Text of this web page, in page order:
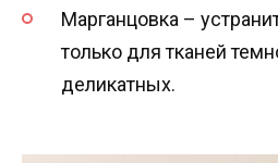
Марганцовка –
только для тканей
деликатных.